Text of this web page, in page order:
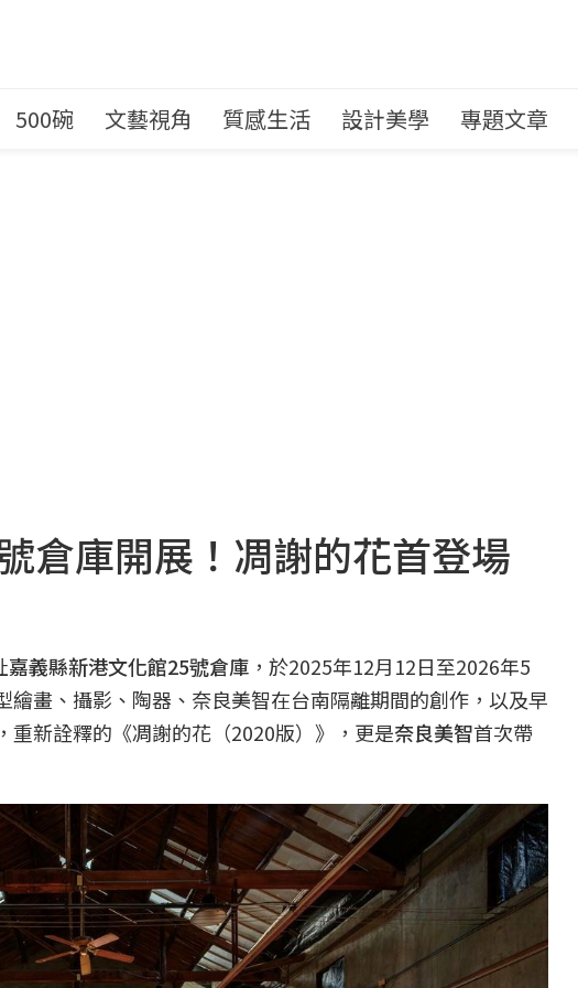
500碗 文藝視角 質感生活 設計美學 專題文章
倉庫開展！凋謝的花首登場
嘉義縣新港文化館25號倉庫 ，於2025年12月12日至2026年5
繪畫、攝影、陶器、奈良美智在台南隔離期間的創作，以及早
新詮釋的《凋謝的花（2020版）》，更是奈良美智首次帶